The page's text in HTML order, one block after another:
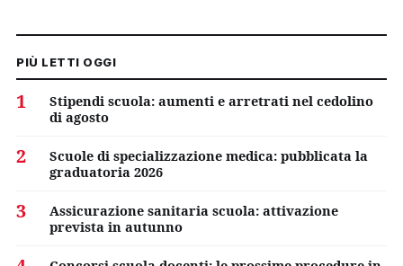
PIÙ LETTI OGGI
1
Stipendi scuola: aumenti e arretrati nel cedolino
di agosto
2
Scuole di specializzazione medica: pubblicata la
graduatoria 2026
3
Assicurazione sanitaria scuola: attivazione
prevista in autunno